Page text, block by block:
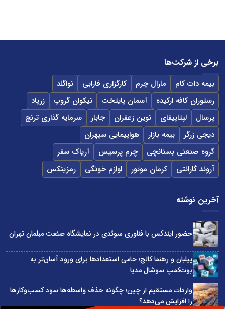
برخی از شرکت‌ها
بیمه دات کام مارال چرم کارگزاری فارابی
نواگلد
رستوران کافه ارکیده
آسمان پایتخت نیکوان گروپ
زرپاد
پرسال
لپتاپیفای نوین زعفران جابار
سرمایه گذاری ترنج
دیجی زرگر
بیمه بازار
هواپیمایی سپهران
گروه صنعتی بستانچی
چرم پرسیس
آریاک سفر
آروند گارانتی
کرمان موتور لوازم خونگی رمزینکس
آخرین نوشته
حضور ایندکس با فناوری سوئدی در نمایشگاه صنعت مبلمان تهران
پیلبان و رهنما کالج؛ حامی استعدادها برای ورود آسان‌تر به
بوت‌کمپ سوشال مدیا
واردات مستقیم از چین؛ چگونه حذف واسطه‌ها سود کسب‌وکارها
را افزایش می‌دهد؟